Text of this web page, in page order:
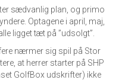
sædvanlig plan, og primo
Optagene i april, maj,
ligget tæt på ”udsolgt”.
nærmer sig spil på Stor
at herrer starter på SHP
GolfBox udskrifter) ikke